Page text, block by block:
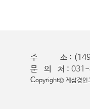
주 소 : (14980)
문 의 처 :
Copyright© 제삼경인